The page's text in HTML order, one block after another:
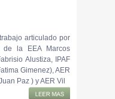
articulado por
la EEA Marcos
Alustiza, IPAF
Gimenez), AER
Paz ) y AER Vil